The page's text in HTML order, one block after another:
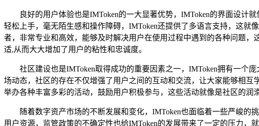
良好的用户体验也是IMToken的一大显著优势，IMToken的界面设计
轻松上手，毫无陌生感和操作障碍，IMToken还提供了多语言支持，这就
者，非常专业和高效，能够及时解决用户在使用过程中遇到的各种问题
适,从而大大增加了用户的粘性和忠诚度。
社区建设也是IMToken取得成功的重要因素之一，IMToken拥有一个
场动态，社区的存在不仅增强了用户之间的互动和交流，让大家能够相
举办各种丰富多彩的活动，鼓励用户积极参与，这些活动就像是社区的润
随着数字资产市场的不断发展和变化，IMToken也面临着一些严峻
用户资源，监管政策的不确定性也给IMToken的发展带来了一定的压力